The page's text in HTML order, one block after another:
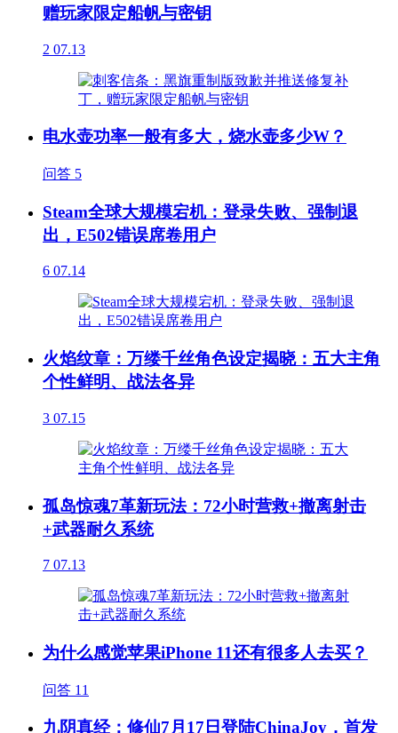
赠玩家限定船帆与密钥
2 07.13
电水壶功率一般有多大，烧水壶多少W？
问答 5
Steam全球大规模宕机：登录失败、强制退
出，E502错误席卷用户
6 07.14
火焰纹章：万缕千丝角色设定揭晓：五大主角
个性鲜明、战法各异
3 07.15
孤岛惊魂7革新玩法：72小时营救+撤离射击
+武器耐久系统
7 07.13
为什么感觉苹果iPhone 11还有很多人去买？
问答 11
九阴真经：修仙7月17日登陆ChinaJoy，首发